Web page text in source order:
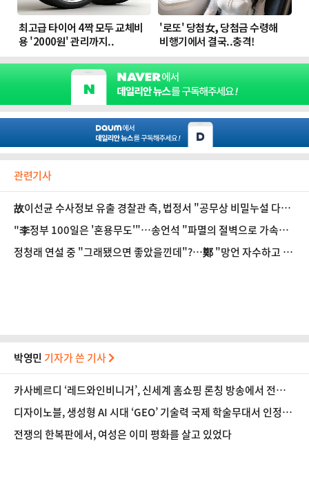
관련기사
故이선균 수사정보 유출 경찰관 측, 법정서 "공무상 비밀누설 다툼
여지"
"李정부 100일은 '혼용무도'"…송언석 "파멸의 절벽으로 가속페
달"
정청래 연설 중 "그래됐으면 좋았을낀데"?…鄭 "망언 자수하고 사
박영민 기자가 쓴 기사
카사베르디 ‘레드와인비니거’, 신세계 홈쇼핑 론칭 방송에서 전량
매진
디자이노블, 생성형 AI 시대 ‘GEO’ 기술력 국제 학술무대서 인정받
아
전쟁의 한복판에서, 여성은 이미 평화를 살고 있었다